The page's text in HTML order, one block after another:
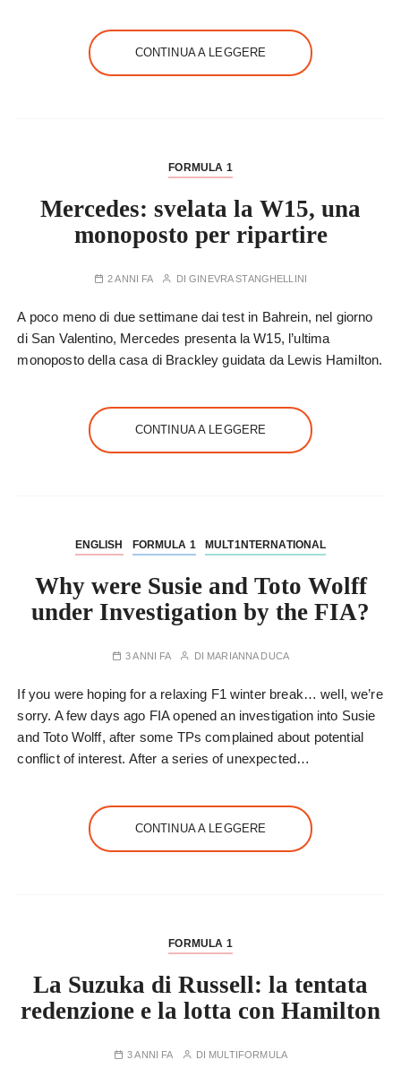
CONTINUA A LEGGERE
FORMULA 1
Mercedes: svelata la W15, una
monoposto per ripartire
2 ANNI FA DIGINEVRA STANGHELLINI
A poco meno di due settimane dai test in Bahrein, nel giorno
di San Valentino, Mercedes presenta la W15, l’ultima
monoposto della casa di Brackley guidata da Lewis Hamilton.
CONTINUA A LEGGERE
ENGLISH FORMULA 1 MULT1NTERNATIONAL
Why were Susie and Toto Wolff
under Investigation by the FIA?
3 ANNI FA DI MARIANNA DUCA
If you were hoping for a relaxing F1 winter break… well, we’re
sorry. A few days ago FIA opened an investigation into Susie
and Toto Wolff, after some TPs complained about potential
conflict of interest. After a series of unexpected…
CONTINUA A LEGGERE
FORMULA 1
La Suzuka di Russell: la tentata
redenzione e la lotta con Hamilton
3 ANNI FA DI MULTIFORMULA